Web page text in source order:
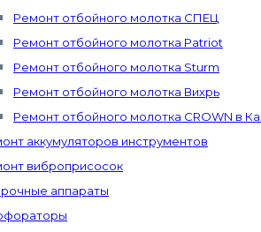
Ремонт отбойного молотка СПЕЦ
Ремонт отбойного молотка Patriot
Ремонт отбойного молотка Sturm
Ремонт отбойного молотка Вихрь
Ремонт отбойного молотка CROWN в
аккумуляторов инструментов
виброприсосок
аппараты